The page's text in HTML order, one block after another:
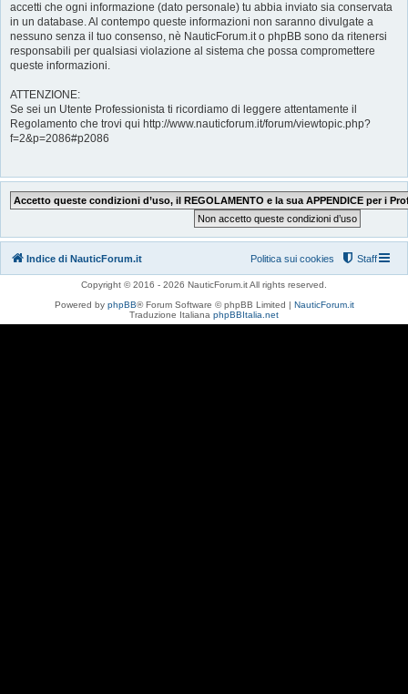
accetti che ogni informazione (dato personale) tu abbia inviato sia conservata
in un database. Al contempo queste informazioni non saranno divulgate a
nessuno senza il tuo consenso, nè NauticForum.it o phpBB sono da ritenersi
responsabili per qualsiasi violazione al sistema che possa compromettere
queste informazioni.
ATTENZIONE:
Se sei un Utente Professionista ti ricordiamo di leggere attentamente il
Regolamento che trovi qui http://www.nauticforum.it/forum/viewtopic.php?
f=2&p=2086#p2086
Indice di NauticForum.it Staff
Politica sui cookies
Copyright © 2016 - 2026 NauticForum.it All rights reserved.
Powered by phpBB® Forum Software © phpBB Limited | NauticForum.it
Traduzione Italiana phpBBItalia.net